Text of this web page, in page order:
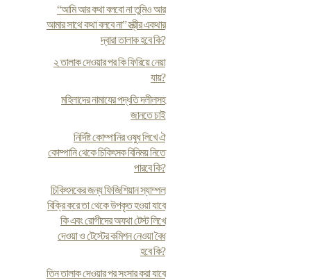
“আমি আর কথা বলবো না তুমিও আর
আমার সাথে কথা বলবে না” স্ত্রীর একথার
দ্বারা তালাক হবে কি?
২ তালাক দেওয়ার পর কি ফিরিয়ে নেয়া
যায়?
মহিলাদের নামাযের পদ্ধতি দলীলসহ
জানতে চাই
নির্দিষ্ট কোম্পানির ওষুধ লিখে ঐ
কোম্পানি থেকে চিকিৎসক বিনিময় নিতে
পারবে কি?
চিকিৎসকের জন্য ফিজিশিয়ান স্যাম্পল
বিক্রি করে তা থেকে উপকৃত হওয়া যাবে
কি এবং রোগীদের অযথা টেস্ট লিখে
দেওয়া ও টেস্টের কমিশন নেওয়া বৈধ
হবে কি?
তিন তালাক দেওয়ার পর সংসার করা যাবে